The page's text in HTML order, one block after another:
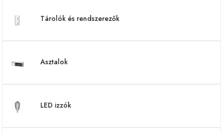
Tárolók és rendszerezők
Asztalok
LED izzók